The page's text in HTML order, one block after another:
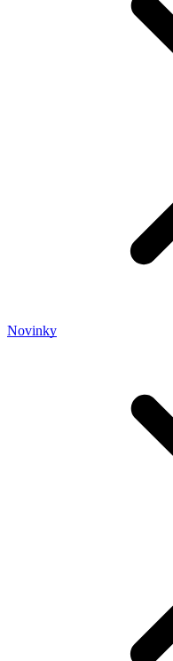
Novinky